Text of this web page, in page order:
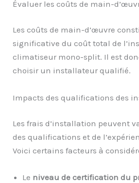
Évaluer les coûts de main-
Les coûts de main-d’œuvre
significative du coût total de
climatiseur mono-split. Il est
choisir un installateur qualifié.
Impacts des qualifications des
Les frais d’installation peuvent
des qualifications et de
Voici certains facteurs à
Le niveau de certification du